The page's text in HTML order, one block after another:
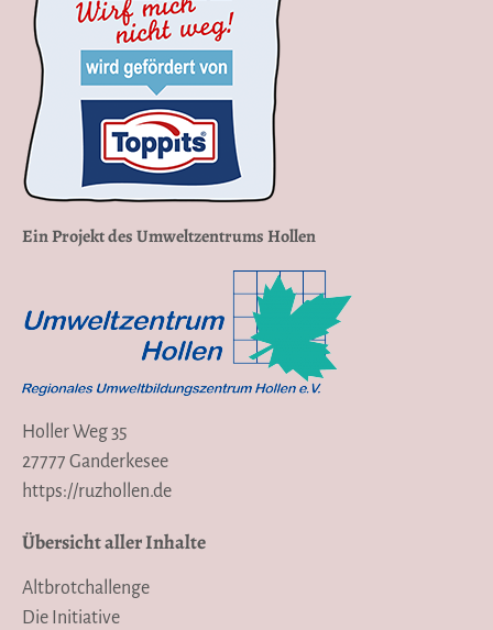
Ein Projekt des Umweltzentrums Hollen
Holler Weg 35
27777 Ganderkesee
https://ruzhollen.de
Übersicht aller Inhalte
Altbrotchallenge
Die Initiative